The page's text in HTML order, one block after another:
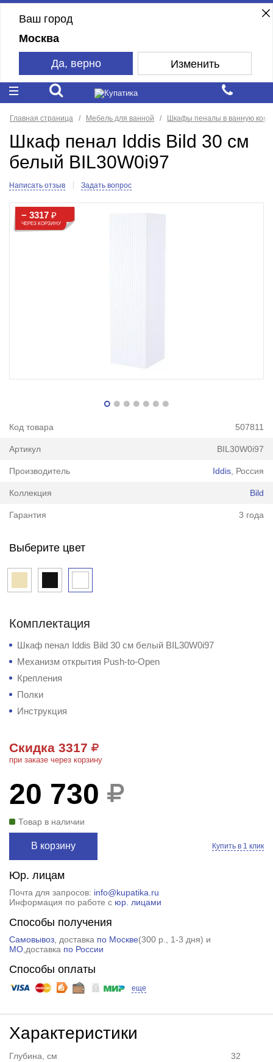
Ваш город
Москва
Да, верно Изменить
Главная страница Мебель для ванной Шкафы пеналы в ванную
Шкаф пенал Iddis Bild 30 см
белый BIL30W0i97
Написать отзыв Задать вопрос
− 3317₽
ЧЕРЕЗ КОРЗИНУ
Код товара 507811
Артикул BIL30W0i97
Производитель Iddis , Россия
Коллекция Bild
Гарантия 3 года
Выберите цвет
Комплектация
Шкаф пенал Iddis Bild 30 см белый BIL30W0i97
Механизм открытия Push-to-Open
Крепления
Полки
Инструкция
Скидка 3317
при заказе через корзину
20 730
Товар в наличии
В корзину Купить в 1 клик
Юр. лицам
Почта для запросов: info@kupatika.ru
Информация по работе с юр. лицами
Способы получения
Самовывоз, доставка по Москве(300 р.
, 1-3 дня) и
МО,доставка по России
Способы оплаты
еще
Характеристики
Глубина, см 32